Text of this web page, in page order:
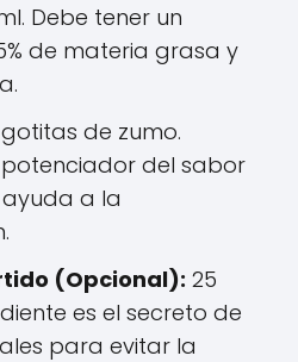
Debe tener un
de materia grasa y
de zumo.
del sabor
a la
(Opcional): 25
es el secreto de
para evitar la